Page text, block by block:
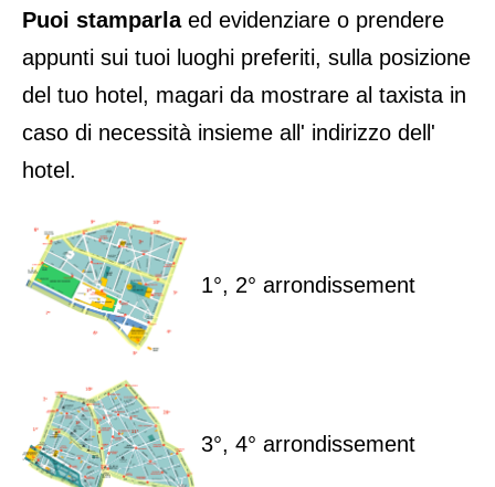
Puoi stamparlaed evidenziare o prendere
appunti sui tuoi luoghi preferiti, sulla posizione
del tuo hotel, magari da mostrare al taxista in
caso di necessità insieme all' indirizzo dell'
hotel.
1°, 2° arrondissement
3°, 4° arrondissement